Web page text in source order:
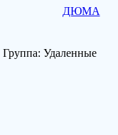
ДЮМА
Группа: Удаленные